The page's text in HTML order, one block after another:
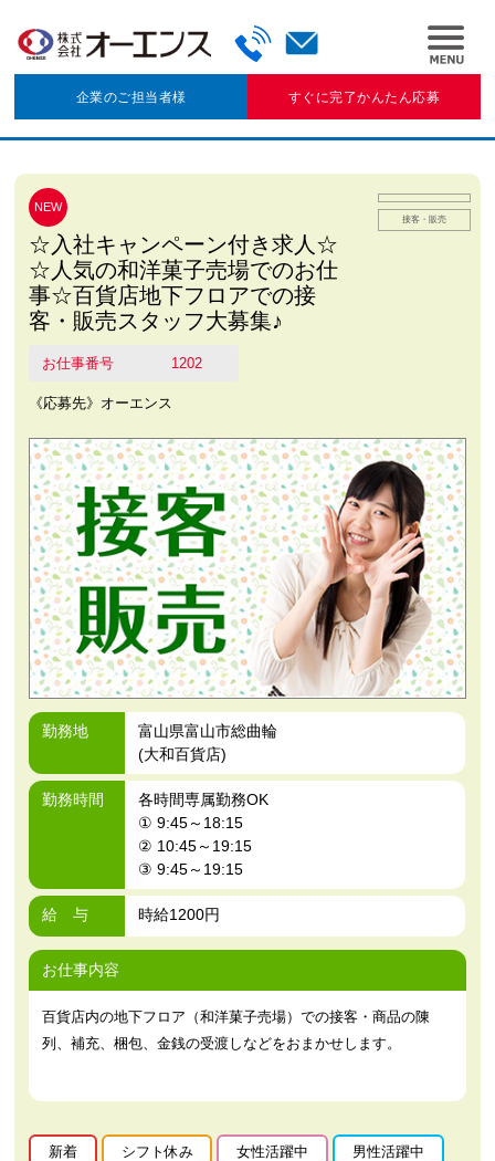
企業のご担当者様 すぐに完了かんたん応募
接客・販売
NEW
☆入社キャンペーン付き求人☆
☆人気の和洋菓子売場でのお仕
事☆百貨店地下フロアでの接
客・販売スタッフ大募集♪
お仕事番号 1202
《応募先》オーエンス
勤務地
富山県富山市総曲輪
(大和百貨店)
勤務時間
各時間専属勤務OK
① 9:45～18:15
② 10:45～19:15
③ 9:45～19:15
給 与 時給1200円
お仕事内容
百貨店内の地下フロア（和洋菓子売場）での接客・商品の陳
列、補充、梱包、金銭の受渡しなどをおまかせします。
新着 シフト休み 女性活躍中 男性活躍中